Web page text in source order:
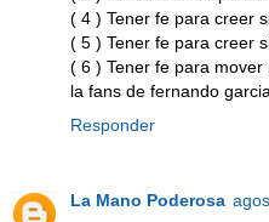
( 4 ) Tener fe para creer
( 5 ) Tener fe para creer
( 6 ) Tener fe para mover
la fans de fernando garcia
Responder
La Mano Poderosa